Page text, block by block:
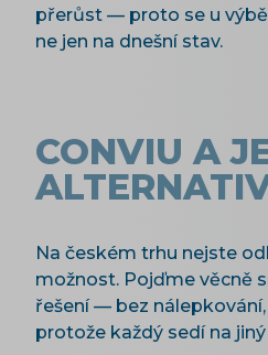
přerůst — proto se u
ne jen na dnešní stav.
CONVIU A
Na českém trhu nejste
možnost. Pojďme věcně
řešení — bez nálepkování,
protože každý sedí na